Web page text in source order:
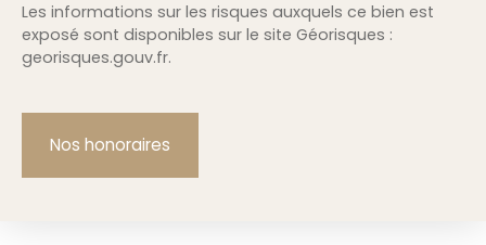
Les informations sur les risques auxquels ce bien est
exposé sont disponibles sur le site Géorisques :
georisques.gouv.fr.
Nos honoraires